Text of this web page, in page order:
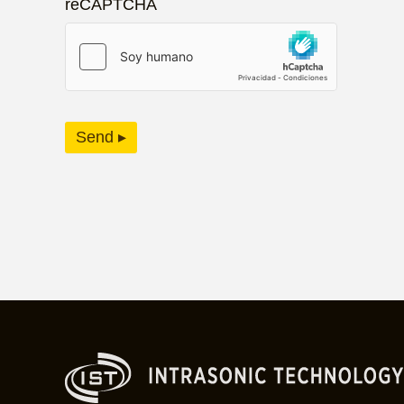
reCAPTCHA
Send ▸